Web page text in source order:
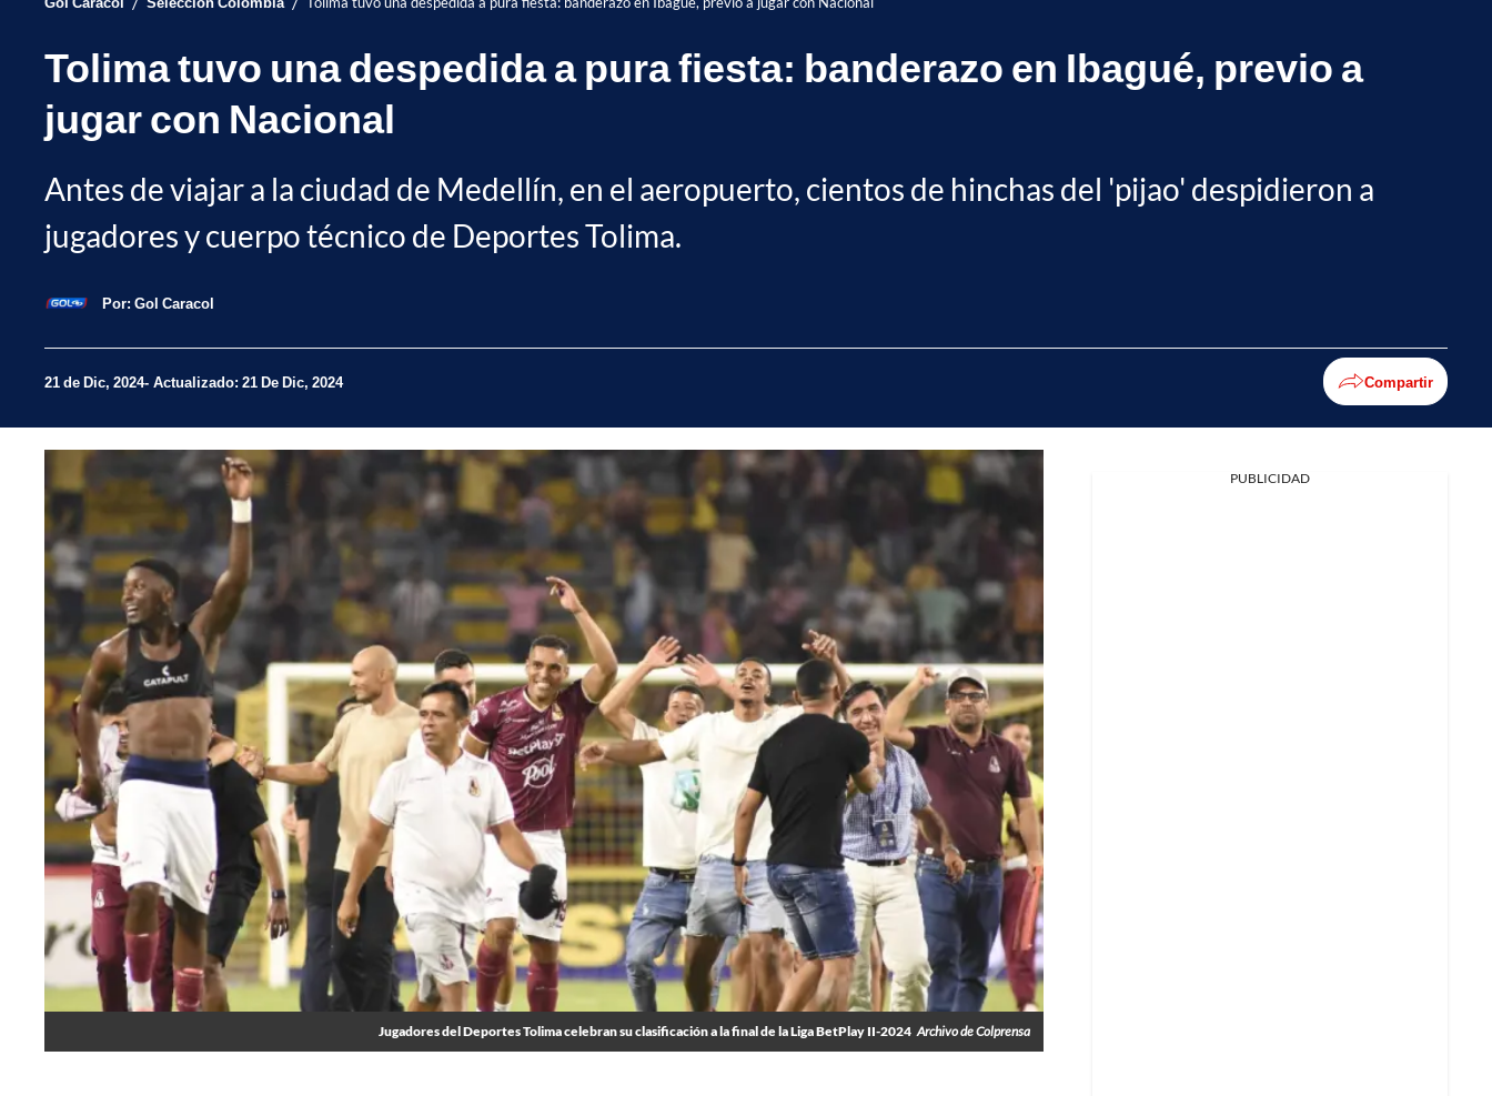
Tolima tuvo una despedida a pura fiesta: banderazo en Ibagué, previo a
jugar con Nacional
Antes de viajar a la ciudad de Medellín, en el aeropuerto, cientos de hinchas del 'pijao' despidieron a
jugadores y cuerpo técnico de Deportes Tolima.
Por: Gol Caracol
21 de Dic, 2024 Actualizado: 21 De Dic, 2024 Compartir
Jugadores del Deportes Tolima celebran su clasificación a la final de la Liga BetPlay II-2024 Archivo de Colprensa
PUBLICIDAD